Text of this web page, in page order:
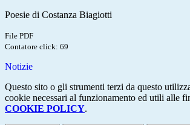
Poesie di Costanza Biagiotti
File PDF
Contatore click: 69
Notizie
Questo sito o gli strumenti terzi da questo
cookie necessari al funzionamento ed utili alle
COOKIE POLICY.